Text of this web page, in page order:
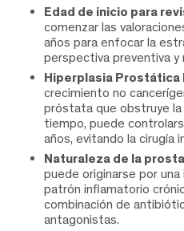
Edad de inicio para
comenzar las
años para enfocar la
perspectiva preventiva y
Hiperplasia Prostática
crecimiento no
próstata que obstruye
tiempo, puede
años, evitando la cirugía
Naturaleza de la
puede originarse por
patrón inflamatorio
combinación de
antagonistas.